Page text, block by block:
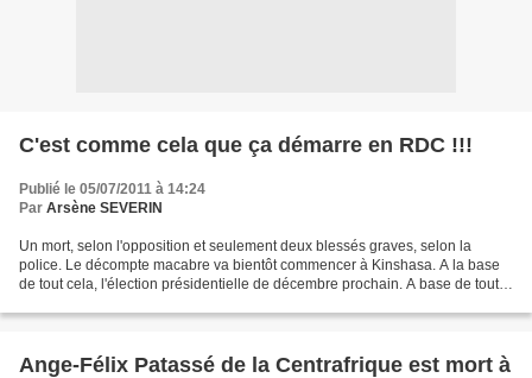
C'est comme cela que ça démarre en RDC !!!
Publié le 05/07/2011 à 14:24
Par Arsène SEVERIN
Un mort, selon l'opposition et seulement deux blessés graves, selon la
police. Le décompte macabre va bientôt commencer à Kinshasa. A la base
de tout cela, l'élection présidentielle de décembre prochain. A base de tout
Ange-Félix Patassé de la Centrafrique est mort à